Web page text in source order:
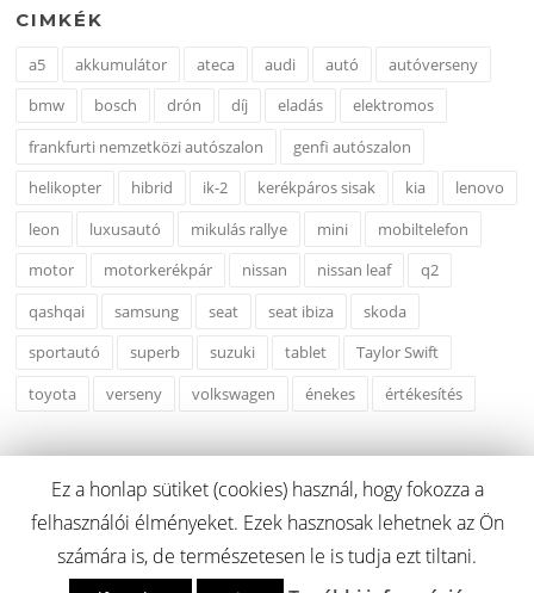
CIMKÉK
a5 akkumulátor ateca audi autó
autóverseny
bmw
bosch drón díj eladás
elektromos
frankfurti nemzetközi autószalon
genfi autószalon
helikopter
hibrid ik-2 kerékpáros sisak kia
lenovo
leon
luxusautó mikulás rallye mini
mobiltelefon
motor
motorkerékpár nissan nissan leaf
q2
qashqai
samsung seat seat ibiza
skoda
sportautó
superb suzuki tablet
Taylor Swift
toyota
verseny volkswagen énekes értékesítés
Copyright © 2026 carcreditonline.hu. Minden Jog Fenntartva.
Ez a honlap sütiket (cookies) használ, hogy fokozza a
felhasználói élményeket. Ezek hasznosak lehetnek az Ön
számára is, de természetesen le is tudja ezt tiltani.